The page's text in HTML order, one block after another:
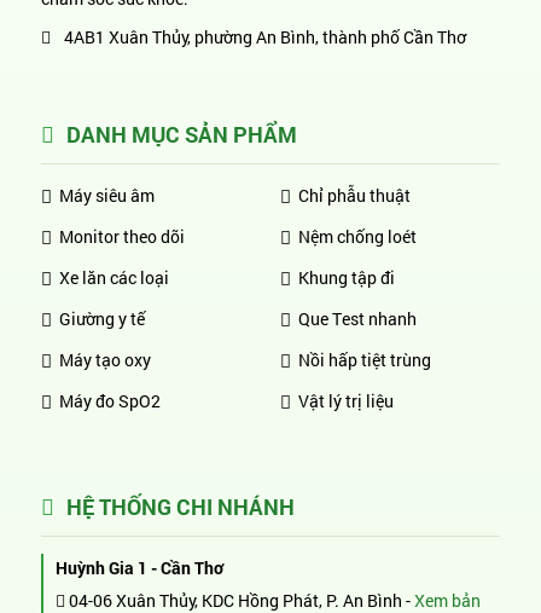
4AB1 Xuân Thủy, phường An Bình, thành phố Cần Thơ
DANH MỤC SẢN PHẨM
Máy siêu âm
Monitor theo dõi
Xe lăn các loại
Giường y tế
Máy tạo oxy
Máy đo SpO2
Chỉ phẫu thuật
Nệm chống loét
Khung tập đi
Que Test nhanh
Nồi hấp tiệt trùng
Vật lý trị liệu
HỆ THỐNG CHI NHÁNH
Huỳnh Gia 1 - Cần Thơ
04-06 Xuân Thủy, KDC Hồng Phát, P. An Bình -Xem bản